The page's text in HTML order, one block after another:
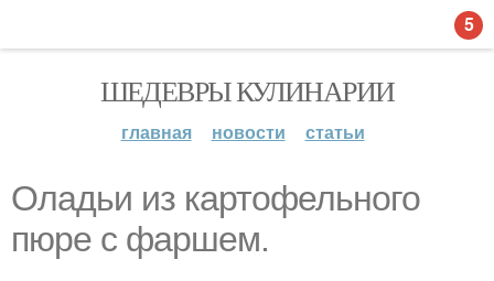
ШЕДЕВРЫ КУЛИНАРИИ
главная новости статьи
Оладьи из картофельного
пюре с фаршем.
5